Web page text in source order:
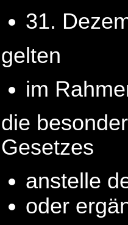
31.
gelten
im
die
Gesetzes
anstelle
oder